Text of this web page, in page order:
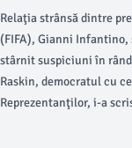
Relaţia strânsă dintre
(FIFA), Gianni Infantino,
stârnit suspiciuni în
Raskin, democratul cu
Reprezentanţilor, i-a